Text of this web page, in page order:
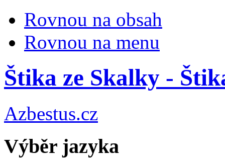
Rovnou na obsah
Rovnou na menu
Štika ze Skalky -
Azbestus.cz
Výběr jazyka